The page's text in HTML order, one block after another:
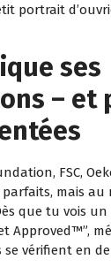
portrait
ses
– et
FSC,
mais au
que tu vois un
Approved™”,
vérifient en